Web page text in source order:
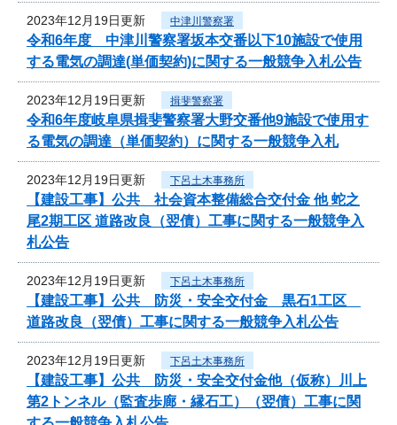
2023年12月19日更新 中津川警察署
令和6年度 中津川警察署坂本交番以下10施設で使用
する電気の調達(単価契約)に関する一般競争入札公告
2023年12月19日更新 揖斐警察署
令和6年度岐阜県揖斐警察署大野交番他9施設で使用す
る電気の調達（単価契約）に関する一般競争入札
2023年12月19日更新 下呂土木事務所
【建設工事】公共 社会資本整備総合交付金 他 蛇之
尾2期工区 道路改良（翌債）工事に関する一般競争入
札公告
2023年12月19日更新 下呂土木事務所
【建設工事】公共 防災・安全交付金 黒石1工区
道路改良（翌債）工事に関する一般競争入札公告
2023年12月19日更新 下呂土木事務所
【建設工事】公共 防災・安全交付金他（仮称）川上
第2トンネル（監査歩廊・縁石工）（翌債）工事に関